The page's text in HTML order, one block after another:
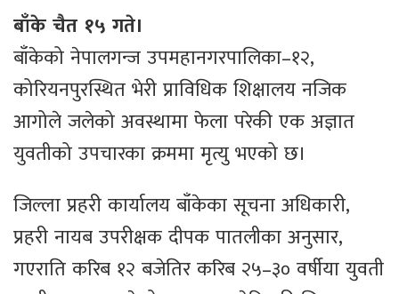
बाँके चैत १५ गते।
बाँकेको नेपालगन्ज उपमहानगरपालिका–१२,
कोरियनपुरस्थित भेरी प्राविधिक शिक्षालय नजिक
आगोले जलेको अवस्थामा फेला परेकी एक अज्ञात
युवतीको उपचारका क्रममा मृत्यु भएको छ।
जिल्ला प्रहरी कार्यालय बाँकेका सूचना अधिकारी,
प्रहरी नायब उपरीक्षक दीपक पातलीका अनुसार,
गएराति करिब १२ बजेतिर करिब २५–३० वर्षीया युवती